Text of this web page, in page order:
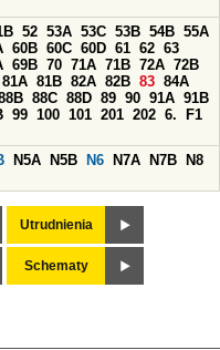
52 53A 53C 53B 54B 55A
60B 60C 60D 61 62 63
69B 70 71A 71B 72A 72B
81A 81B 82A 82B 83 84A
88C 88D 89 90 91A 91B
99 100 101 201 202 6.
F1
N5A N5B N6 N7A N7B
N8
Utrudnienia
Schematy